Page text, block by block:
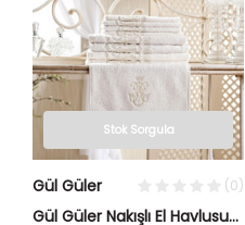
Stok Sorgula
Gül Güler (0)
Gül Güler Nakışlı El Havlusu